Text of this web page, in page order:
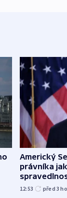
Americký
právníka
12:53 před 3